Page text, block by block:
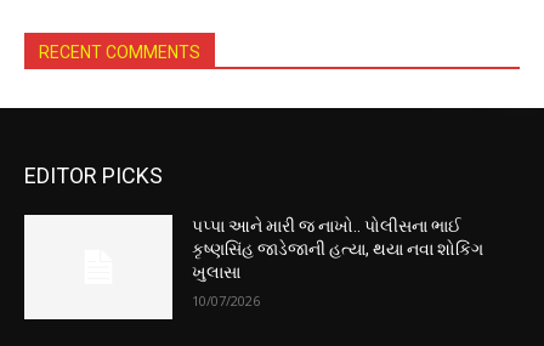
RECENT COMMENTS
EDITOR PICKS
પપ્પા આને મારી જ નાખો.. પોલીસના ભાઈ
કૃષ્ણસિંહ જાડેજાની હત્યા, થયા નવા શોકિંગ
ખુલાસા
10/07/2026